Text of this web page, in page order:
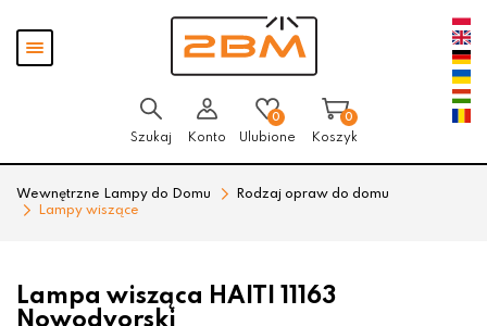
Pokaż
menu
Szukaj Konto
0
Ulubione
0
Koszyk
Wewnętrzne Lampy do Domu
Rodzaj opraw do domu
Lampy wiszące
Lampa wisząca HAITI 11163
Nowodvorski